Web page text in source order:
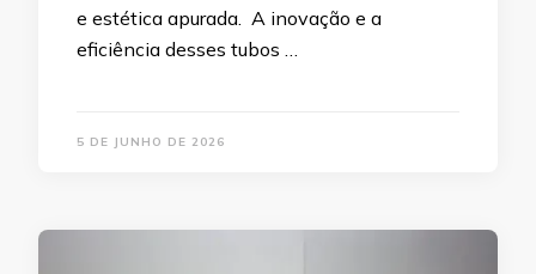
e estética apurada. A inovação e a
eficiência desses tubos …
5 DE JUNHO DE 2026